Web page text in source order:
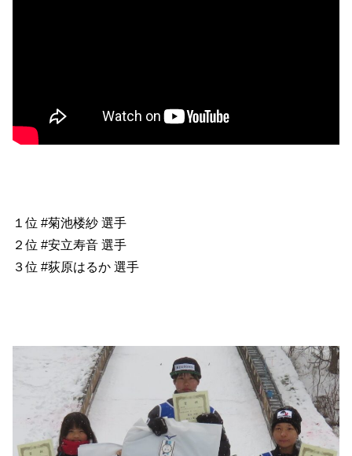
１位 #菊池楼紗 選手
２位 #安立寿音 選手
３位 #荻原はるか 選手